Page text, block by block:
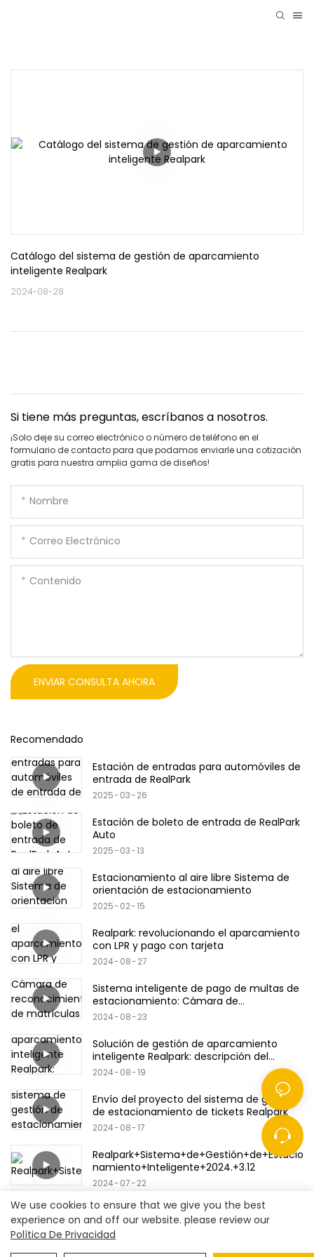
Catálogo del sistema de gestión de aparcamiento
inteligente Realpark
2024-08-28
Si tiene más preguntas, escríbanos a nosotros.
¡Solo deje su correo electrónico o número de teléfono en el
formulario de contacto para que podamos enviarle una cotización
gratis para nuestra amplia gama de diseños!
Nombre
Correo Electrónico
Contenido
ENVIAR CONSULTA AHORA
Recomendado
Estación de entradas para automóviles de
entrada de RealPark
2025 03 26
Estación de boleto de entrada de RealPark
Auto
2025 03 13
Estacionamiento al aire libre Sistema de
orientación de estacionamiento
2025 02 15
Realpark: revolucionando el aparcamiento
con LPR y pago con tarjeta
2024 08 27
Sistema inteligente de pago de multas de
estacionamiento: Cámara de
reconocimiento de matrículas & Código
de crédito
2024 08 23
Solución de gestión de aparcamiento
inteligente Realpark: descripción del
producto
2024 08 19
Envío del proyecto del sistema de gestión
de estacionamiento de tickets Realpark
2024 08 17
Realpark+Sistema+de+Gestión+de+Estacio
namiento+Inteligente+2024.+3.12
2024 07 22
We use cookies to ensure that we give you the best
experience on and off our website. please review our
Política De Privacidad